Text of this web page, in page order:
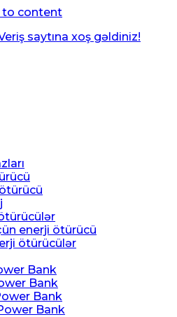
to content
saytına xoş gəldiniz!
enerji ötürücü
ötürücülər
Bank
Bank
Bank
Bank